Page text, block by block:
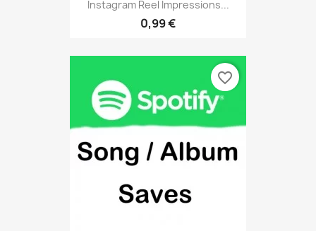
Instagram Reel Impressions...
0,99 €
favorite_border